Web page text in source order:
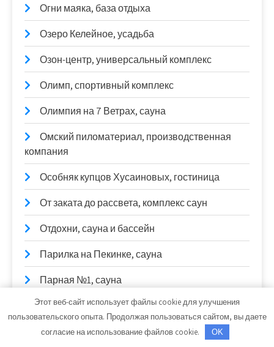
Огни маяка, база отдыха
Озеро Келейное, усадьба
Озон-центр, универсальный комплекс
Олимп, спортивный комплекс
Олимпия на 7 Ветрах, сауна
Омский пиломатериал, производственная
компания
Особняк купцов Хусаиновых, гостиница
От заката до рассвета, комплекс саун
Отдохни, сауна и бассейн
Парилка на Пекинке, сауна
Парная №1, сауна
Пароход, банный комплекс
ПАРХАУС, банный комплекс
Этот веб-сайт использует файлы cookie для улучшения
пользовательского опыта. Продолжая пользоваться сайтом, вы даете
согласие на использование файлов cookie.
OK